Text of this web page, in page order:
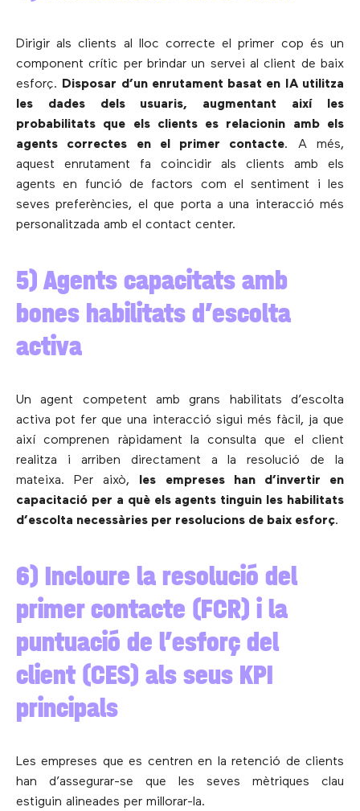
Dirigir als clients al lloc correcte el primer cop és un
component crític per brindar un servei al client de baix
esforç.
Disposar d’un enrutament basat en IA utilitza
les dades dels usuaris, augmentant així les
probabilitats que els clients es relacionin amb els
agents correctes en el primer contacte. A més,
aquest enrutament fa coincidir als clients amb els
agents en funció de factors com el sentiment i les
seves preferències, el que porta a una interacció més
personalitzada amb el contact center.
5) Agents capacitats amb
bones habilitats d’escolta
activa
Un agent competent amb grans habilitats d’escolta
activa pot fer que una interacció sigui més fàcil, ja que
així comprenen ràpidament la consulta que el client
realitza i arriben directament a la resolució de la
mateixa. Per això,
les empreses han d’invertir en
capacitació per a què els agents tinguin les habilitats
d’escolta necessàries per resolucions de baix esforç.
6) Incloure la resolució del
primer contacte (FCR) i la
puntuació de l’esforç del
client (CES) als seus KPI
principals
Les empreses que es centren en la retenció de clients
han d’assegurar-se que les seves mètriques clau
estiguin alineades per millorar-la.